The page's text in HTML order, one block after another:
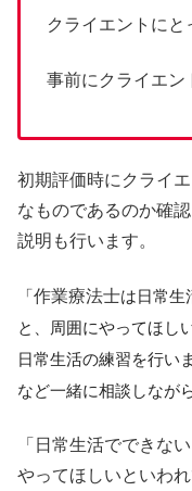
クライエントにと
事前にクライエン
初期評価時にクライ
なものであるのか確
説明も行います。
「作業療法士は日常生
と、周囲にやってほし
日常生活の練習を行い
など一緒に相談しなが
「日常生活でできな
やってほしいといわ